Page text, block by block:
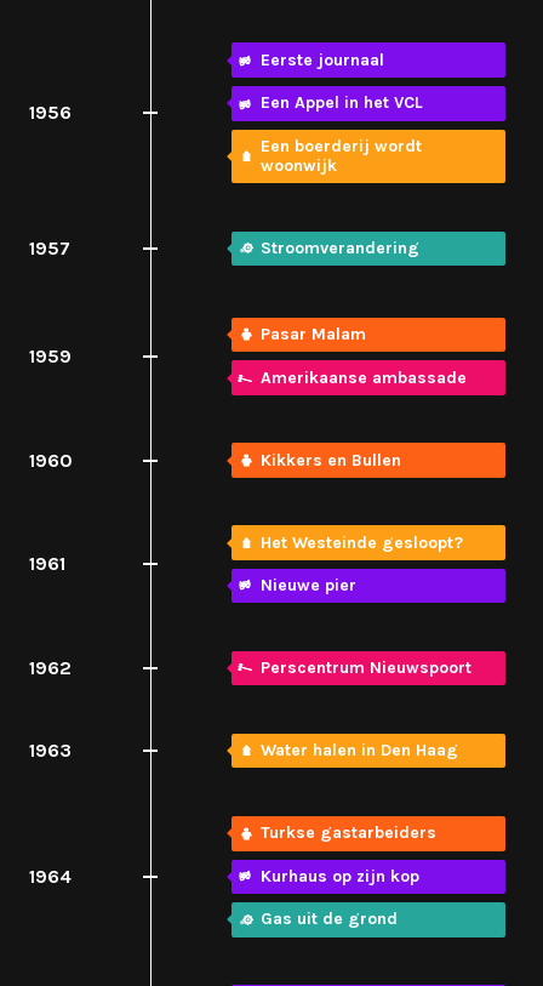
1956
Eerste journaal
Een Appel in het VCL
Een boerderij wordt
woonwijk
1957 Stroomverandering
1959
Pasar Malam
Amerikaanse ambassade
1960 Kikkers en Bullen
1961
Het Westeinde gesloopt?
Nieuwe pier
1962 Perscentrum Nieuwspoort
1963 Water halen in Den Haag
1964
Turkse gastarbeiders
Kurhaus op zijn kop
Gas uit de grond